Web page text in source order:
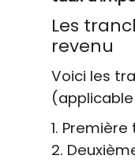
Les
revenu
Voici les
Première